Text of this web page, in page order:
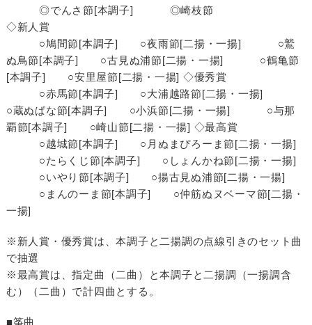
◎でんさ節[本調子] ◎崎枝節
◇新人賞
○鳩間節[本調子] ○夜雨節[二揚・一揚] ○鷲
ぬ鳥節[本調子] ○古見ぬ浦節[二揚・一揚] ○鶴亀節
[本調子] ○安里屋節[二揚・一揚] ◇優秀賞
○赤馬節[本調子] ○大浦越路節[二揚・一揚]
○蔵ぬぱな節[本調子] ○小浜節[二揚・一揚] ○与那
覇節[本調子] ○崎山節[二揚・一揚] ◇最高賞
○越城節[本調子] ○月ぬまぴろーま節[二揚・一揚]
○たらくじ節[本調子] ○しょんかね節[二揚・一揚]
○いやり節[本調子] ○揚古見ぬ浦節[二揚・一揚]
○まんのーま節[本調子] ○仲筋ぬヌベーマ節[二揚・
一揚]
※新人賞・優秀賞は、本調子と二揚調の点線引きのセット曲
で抽選
※最高賞は、指定曲（二曲）と本調子と二揚調（一揚調含
む）（二曲）で計四曲とする。
■筝曲